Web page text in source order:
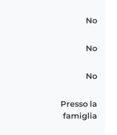
No
No
No
Presso la
famiglia